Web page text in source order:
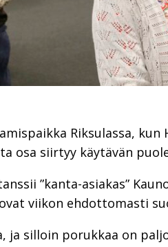
Riksulassa,
osa siirtyy käytävän
”kanta-asiakas”
viikon ehdottomasti
ja silloin porukkaa on